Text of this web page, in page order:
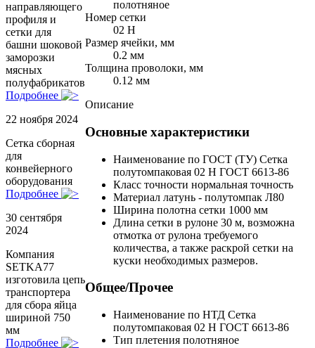
направляющего
профиля и
сетки для
башни шоковой
заморозки
мясных
полуфабрикатов
Подробнее
22 ноября 2024
Сетка сборная
для
конвейерного
оборудования
Подробнее
30 сентября
2024
Компания
SETKA77
изготовила цепь
транспортера
для сбора яйца
шириной 750
мм
Подробнее
полотняное
Номер сетки
02 Н
Размер ячейки, мм
0.2 мм
Толщина проволоки, мм
0.12 мм
Описание
Основные характеристики
Наименование по ГОСТ (ТУ) Сетка
полутомпаковая 02 Н ГОСТ 6613-86
Класс точности нормальная точность
Материал латунь - полутомпак Л80
Ширина полотна сетки 1000 мм
Длина сетки в рулоне 30 м, возможна
отмотка от рулона требуемого
количества, а также раскрой сетки на
куски необходимых размеров.
Общее/Прочее
Наименование по НТД Сетка
полутомпаковая 02 Н ГОСТ 6613-86
Тип плетения полотняное